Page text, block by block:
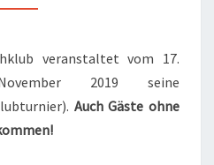
veranstaltet vom 17.
2019 seine
Auch Gäste ohne